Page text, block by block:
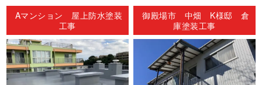
Aマンション 屋上防水塗装
工事
御殿場市 中畑 K様邸 倉
庫塗装工事